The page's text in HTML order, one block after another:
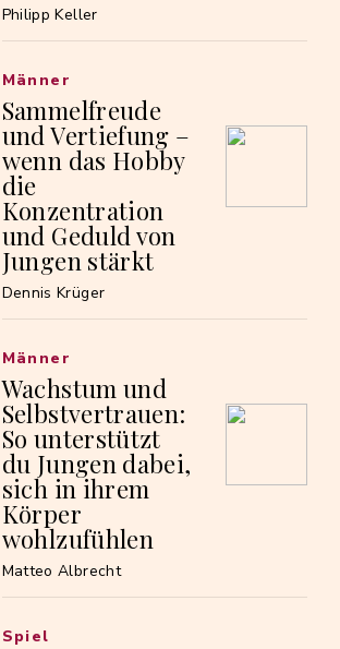
Philipp Keller
Sammelfreude
und Vertiefung –
wenn das Hobby
die
Konzentration
und Geduld von
Jungen stärkt
Männer
Dennis Krüger
Wachstum und
Selbstvertrauen:
So unterstützt
du Jungen dabei,
sich in ihrem
Körper
wohlzufühlen
Männer
Matteo Albrecht
Spiel